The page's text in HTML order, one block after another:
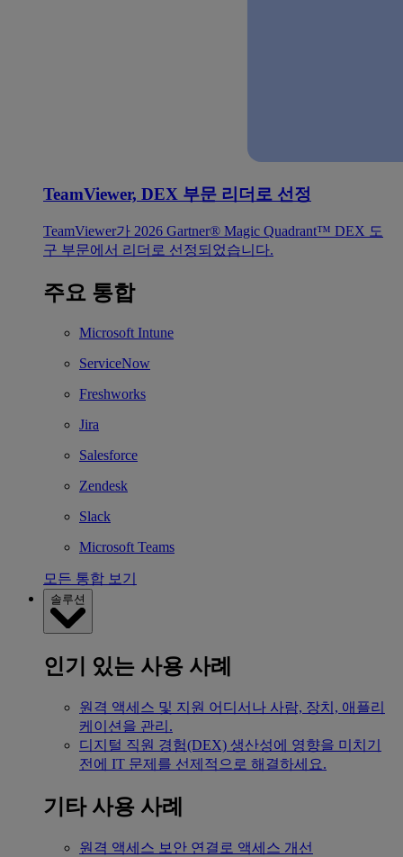
TeamViewer, DEX 부문 리더로 선정
TeamViewer가 2026 Gartner® Magic Quadrant™ DEX 도
구 부문에서 리더로 선정되었습니다.
주요 통합
Microsoft Intune
ServiceNow
Freshworks
Jira
Salesforce
Zendesk
Slack
Microsoft Teams
모든 통합 보기
솔루션
인기 있는 사용 사례
원격 액세스 및 지원 어디서나 사람, 장치, 애플리
케이션을 관리.
디지털 직원 경험(DEX) 생산성에 영향을 미치기
전에 IT 문제를 선제적으로 해결하세요.
기타 사용 사례
원격 액세스 보안 연결로 액세스 개선